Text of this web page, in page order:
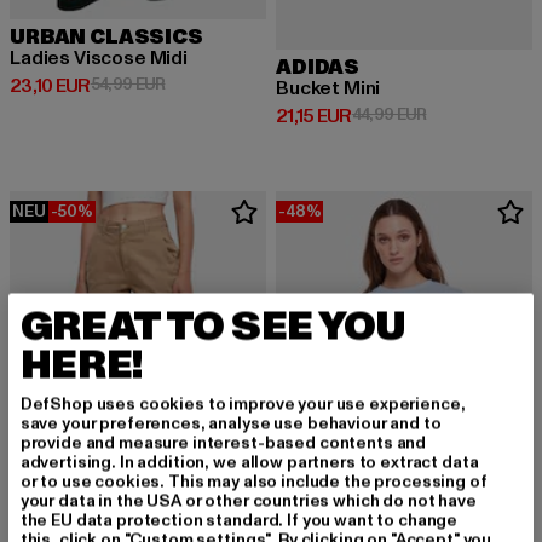
URBAN CLASSICS
Ladies Viscose Midi
23,10 EUR
Derzeitiger Preis: 23,10 EUR
54,99 EURAktionspreis: 54,99 EUR
ADIDAS
Bucket Mini
21,15 EUR
Derzeitiger Preis: 21,15 EUR
44,99 EURAktionspreis:
NEU -50% -48%
GREAT TO SEE YOU
HERE!
DefShop uses cookies to improve your use experience,
save your preferences, analyse use behaviour and to
provide and measure interest-based contents and
advertising. In addition, we allow partners to extract data
or to use cookies. This may also include the processing of
your data in the USA or other countries which do not have
the EU data protection standard. If you want to change